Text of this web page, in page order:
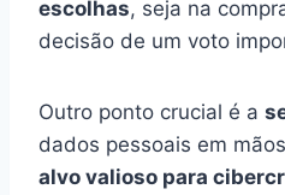
escolhas, seja na
decisão de um voto
Outro ponto crucial é a
dados pessoais em
alvo valioso para